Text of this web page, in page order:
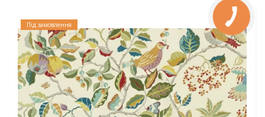
Під замовлення